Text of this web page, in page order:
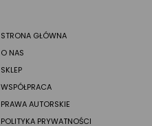
STRONA GŁÓWNA
O NAS
SKLEP
WSPÓŁPRACA
PRAWA AUTORSKIE
POLITYKA PRYWATNOŚCI